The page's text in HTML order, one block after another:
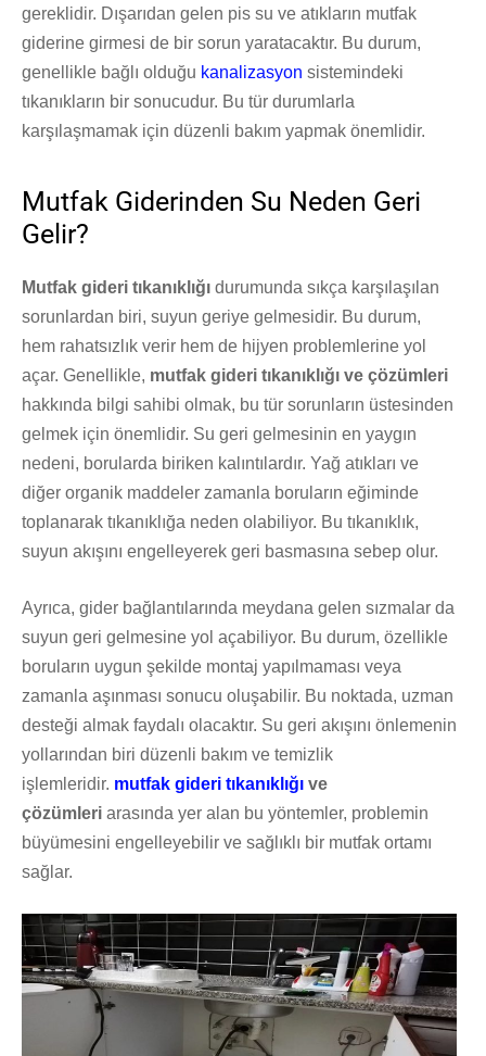
gereklidir. Dışarıdan gelen pis su ve atıkların mutfak
giderine girmesi de bir sorun yaratacaktır. Bu durum,
genellikle bağlı olduğu kanalizasyon sistemindeki
tıkanıkların bir sonucudur. Bu tür durumlarla
karşılaşmamak için düzenli bakım yapmak önemlidir.
Mutfak Giderinden Su Neden Geri
Gelir?
Mutfak gideri tıkanıklığı durumunda sıkça karşılaşılan
sorunlardan biri, suyun geriye gelmesidir. Bu durum,
hem rahatsızlık verir hem de hijyen problemlerine yol
açar. Genellikle, mutfak gideri tıkanıklığı ve çözümleri
hakkında bilgi sahibi olmak, bu tür sorunların üstesinden
gelmek için önemlidir. Su geri gelmesinin en yaygın
nedeni, borularda biriken kalıntılardır. Yağ atıkları ve
diğer organik maddeler zamanla boruların eğiminde
toplanarak tıkanıklığa neden olabiliyor. Bu tıkanıklık,
suyun akışını engelleyerek geri basmasına sebep olur.
Ayrıca, gider bağlantılarında meydana gelen sızmalar da
suyun geri gelmesine yol açabiliyor. Bu durum, özellikle
boruların uygun şekilde montaj yapılmaması veya
zamanla aşınması sonucu oluşabilir. Bu noktada, uzman
desteği almak faydalı olacaktır. Su geri akışını önlemenin
yollarından biri düzenli bakım ve temizlik
işlemleridir. mutfak gideri tıkanıklığı ve
çözümleri arasında yer alan bu yöntemler, problemin
büyümesini engelleyebilir ve sağlıklı bir mutfak ortamı
sağlar.